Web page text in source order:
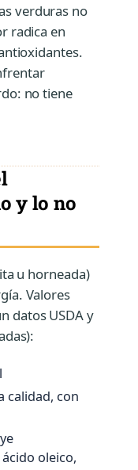
verduras no
radica en
no tiene
y lo no
u horneada)
Valores
datos USDA y
calidad, con
oleico,